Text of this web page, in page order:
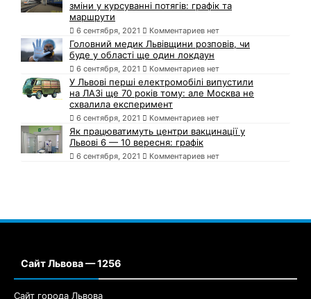
зміни у курсуванні потягів: графік та
маршрути
6 сентября, 2021 Комментариев нет
Головний медик Львівщини розповів, чи
буде у області ще один локдаун
6 сентября, 2021 Комментариев нет
У Львові перші електромобілі випустили
на ЛАЗі ще 70 років тому: але Москва не
схвалила експеримент
6 сентября, 2021 Комментариев нет
Як працюватимуть центри вакцинації у
Львові 6 — 10 вересня: графік
6 сентября, 2021 Комментариев нет
Сайт Львова — 1256
Сайт города Львова